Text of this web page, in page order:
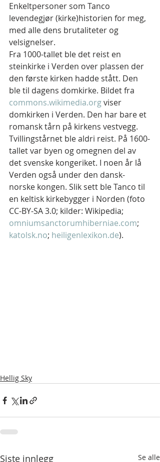
Enkeltpersoner som Tanco
levendegjør (kirke)historien for meg,
med alle dens brutaliteter og
velsignelser.
Fra 1000-tallet ble det reist en
steinkirke i Verden over plassen der
den første kirken hadde stått. Den
ble til dagens domkirke. Bildet fra
commons.wikimedia.org viser
domkirken i Verden. Den har bare et
romansk tårn på kirkens vestvegg.
Tvillingstårnet ble aldri reist. På 1600-
tallet var byen og omegnen del av
det svenske kongeriket. I noen år lå
Verden også under den dansk-
norske kongen. Slik sett ble Tanco til
en keltisk kirkebygger i Norden (foto
CC-BY-SA 3.0; kilder: Wikipedia;
omniumsanctorumhiberniae.com;
katolsk.no; heiligenlexikon.de).
Hellig Sky
Siste innlegg Se alle